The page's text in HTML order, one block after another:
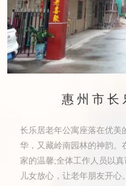
惠州市长
长乐居老年公寓座落在优美
华，又藏岭南园林的神韵。
家的温馨;全体工作人员以
儿女放心，让老年朋友开